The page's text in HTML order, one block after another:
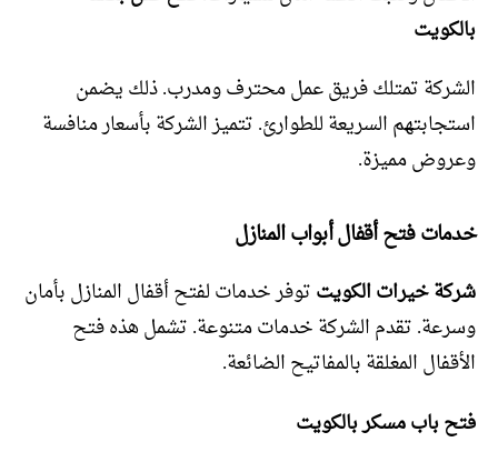
بالكويت
الشركة تمتلك فريق عمل محترف ومدرب. ذلك يضمن
استجابتهم السريعة للطوارئ. تتميز الشركة بأسعار منافسة
وعروض مميزة.
خدمات فتح أقفال أبواب المنازل
شركة خيرات الكويتتوفر خدمات لفتح أقفال المنازل بأمان
وسرعة. تقدم الشركة خدمات متنوعة. تشمل هذه فتح
الأقفال المغلقة بالمفاتيح الضائعة.
فتح باب مسكر بالكويت